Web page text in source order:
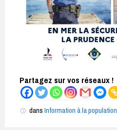
Partagez sur vos réseaux !
dans Information à la population